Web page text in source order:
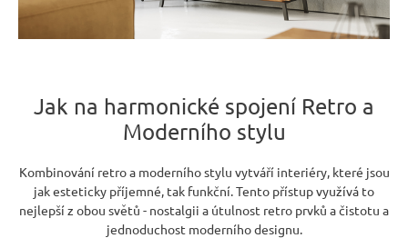
Jak na harmonické spojení Retro a
Moderního stylu
Kombinování retro a moderního stylu vytváří interiéry, které jsou
jak esteticky příjemné, tak funkční. Tento přístup využívá to
nejlepší z obou světů - nostalgii a útulnost retro prvků a čistotu a
jednoduchost moderního designu.